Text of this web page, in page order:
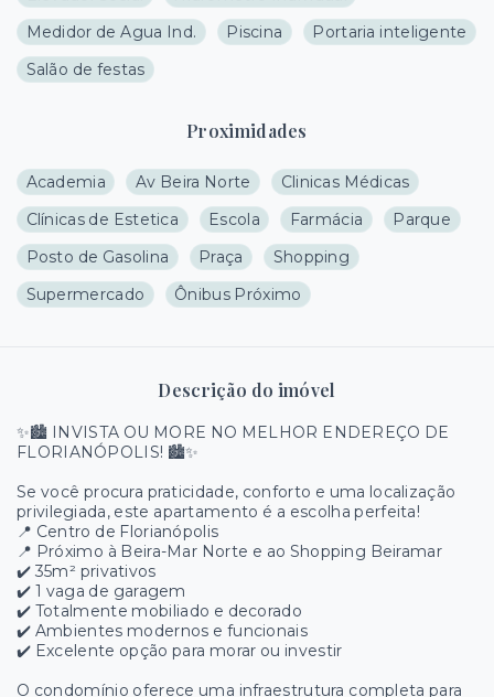
Medidor de Agua Ind.
Piscina
Portaria inteligente
Salão de festas
Proximidades
Academia Av Beira Norte
Clinicas Médicas
Clínicas de Estetica
Escola Farmácia
Parque
Posto de Gasolina
Praça
Shopping
Supermercado
Ônibus Próximo
Descrição do imóvel
✨🏙️ INVISTA OU MORE NO MELHOR ENDEREÇO DE
FLORIANÓPOLIS! 🏙️✨
Se você procura praticidade, conforto e uma localização
privilegiada, este apartamento é a escolha perfeita!
📍 Centro de Florianópolis
📍 Próximo à Beira-Mar Norte e ao Shopping Beiramar
✔️ 35m² privativos
✔️ 1 vaga de garagem
✔️ Totalmente mobiliado e decorado
✔️ Ambientes modernos e funcionais
✔️ Excelente opção para morar ou investir
O condomínio oferece uma infraestrutura completa para